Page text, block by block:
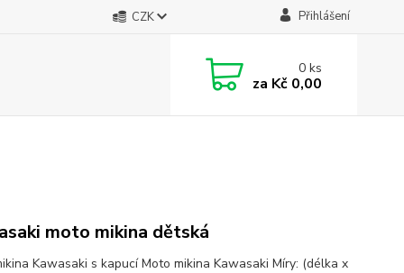
CZK Přihlášení
0ks
za Kč 0,00
moto mikina dětská
Kawasaki s kapucí Moto mikina Kawasaki Míry: (délka x